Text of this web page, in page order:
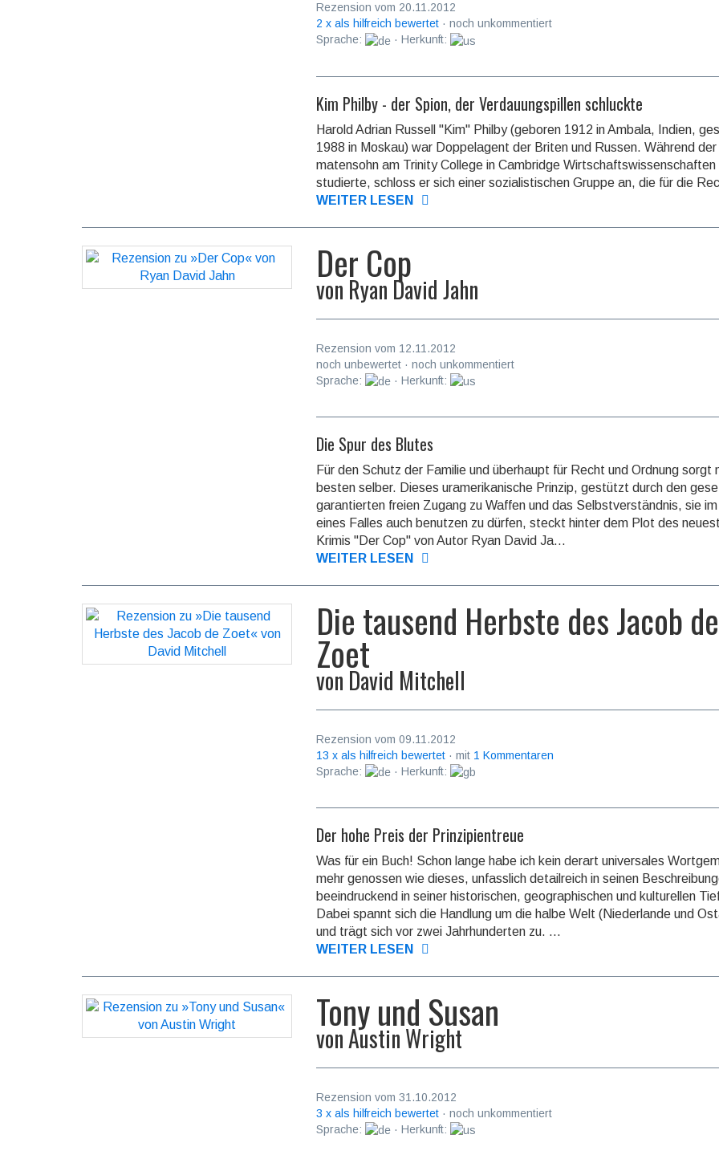
Rezension vom 20.11.2012
2 x als hilfreich bewertet · noch unkommentiert
Sprache:
· Herkunft:
Kim Philby - der Spion, der Verdauungspillen schluckte
Harold Adrian Russell "Kim" Philby (geboren 1912 in Ambala, Indien,
1988 in Moskau) war Doppelagent der Briten und Russen. Während
ma­ten­sohn am Trinity College in Cambridge Wirt­schafts­wis­sen­schaf­ten
studierte, schloss er sich einer sozialistischen Gruppe an, die für die
WEITER LESEN
Der Cop
von Ryan David Jahn
Rezension vom 12.11.2012
noch unbewertet · noch unkommentiert
Sprache:
· Herkunft:
Die Spur des Blutes
Für den Schutz der Familie und überhaupt für Recht und Ordnung sorgt
besten selber. Dieses uramerikanische Prinzip, gestützt durch den
garantierten freien Zugang zu Waffen und das Selbstverständnis, sie
eines Falles auch benutzen zu dürfen, steckt hinter dem Plot des
Krimis "Der Cop" von Autor Ryan David Ja...
WEITER LESEN
Die tausend Herbste des Jacob de
Zoet
von David Mitchell
Rezension vom 09.11.2012
13 x als hilfreich bewertet · mit 1 Kommentaren
Sprache:
· Herkunft:
Der hohe Preis der Prinzipientreue
Was für ein Buch! Schon lange habe ich kein derart universales
mehr genossen wie dieses, unfasslich detailreich in seinen
beeindruckend in seiner historischen, geographischen und kulturellen
Dabei spannt sich die Handlung um die halbe Welt (Niederlande und
und trägt sich vor zwei Jahrhunderten zu. ...
WEITER LESEN
Tony und Susan
vonAustin Wright
Rezension vom 31.10.2012
3 x als hilfreich bewertet · noch unkommentiert
Sprache:
· Herkunft: